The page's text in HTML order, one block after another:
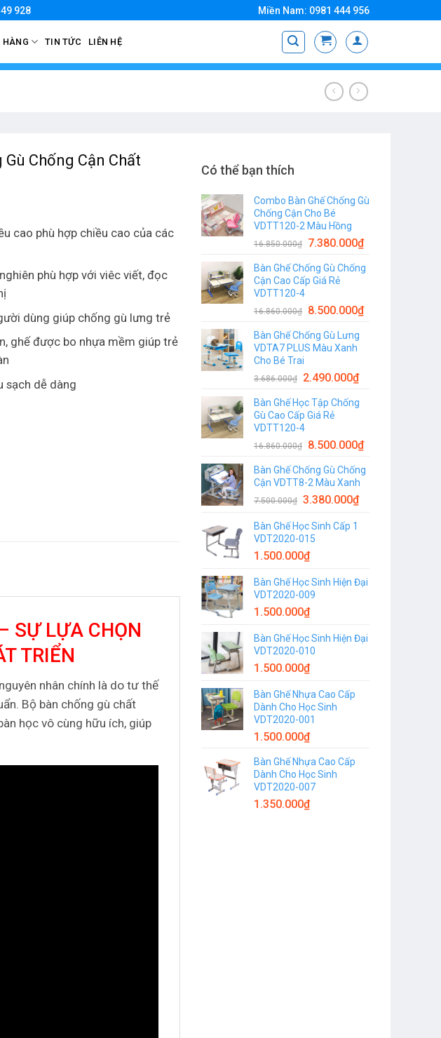
928 Miền Nam: 0981 444 956
HÀNG TIN TỨC LIÊN HỆ
Chống Cận Chất
cao phù hợp chiều cao của các
phù hợp với viêc viết, đọc
dùng giúp chống gù lưng trẻ
ghế được bo nhựa mềm giúp trẻ
sạch dễ dàng
SỰ LỰA CHỌN
TRIỂN
nhân chính là do tư thế
Bộ bàn chống gù chất
học vô cùng hữu ích, giúp
Có thể bạn thích
Combo Bàn Ghế Chống Gù
Chống Cận Cho Bé
VDTT120-2 Màu Hồng
16.850.000₫ 7.380.000₫
Bàn Ghế Chống Gù Chống
Cận Cao Cấp Giá Rẻ
VDTT120-4
16.860.000₫ 8.500.000₫
Bàn Ghế Chống Gù Lưng
VDTA7 PLUS Màu Xanh
Cho Bé Trai
3.686.000₫ 2.490.000₫
Bàn Ghế Học Tập Chống
Gù Cao Cấp Giá Rẻ
VDTT120-4
16.860.000₫ 8.500.000₫
Bàn Ghế Chống Gù Chống
Cận VDTT8-2 Màu Xanh
7.500.000₫ 3.380.000₫
Bàn Ghế Học Sinh Cấp 1
VDT2020-015
1.500.000₫
Bàn Ghế Học Sinh Hiện Đại
VDT2020-009
1.500.000₫
Bàn Ghế Học Sinh Hiện Đại
VDT2020-010
1.500.000₫
Bàn Ghế Nhựa Cao Cấp
Dành Cho Học Sinh
VDT2020-001
1.500.000₫
Bàn Ghế Nhựa Cao Cấp
Dành Cho Học Sinh
VDT2020-007
1.350.000₫